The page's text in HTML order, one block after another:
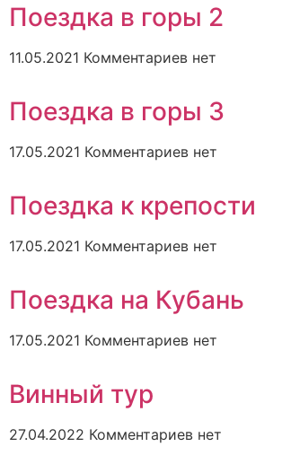
Поездка в горы 2
11.05.2021 Комментариев нет
Поездка в горы 3
17.05.2021 Комментариев нет
Поездка к крепости
17.05.2021 Комментариев нет
Поездка на Кубань
17.05.2021 Комментариев нет
Винный тур
27.04.2022 Комментариев нет